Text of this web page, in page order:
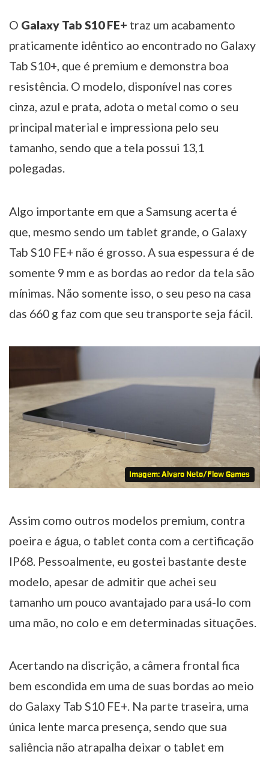
O Galaxy Tab S10 FE+ traz um acabamento
praticamente idêntico ao encontrado no Galaxy
Tab S10+, que é premium e demonstra boa
resistência. O modelo, disponível nas cores
cinza, azul e prata, adota o metal como o seu
principal material e impressiona pelo seu
tamanho, sendo que a tela possui 13,1
polegadas.
Algo importante em que a Samsung acerta é
que, mesmo sendo um tablet grande, o Galaxy
Tab S10 FE+ não é grosso. A sua espessura é de
somente 9 mm e as bordas ao redor da tela são
mínimas. Não somente isso, o seu peso na casa
das 660 g faz com que seu transporte seja fácil.
Imagem: Alvaro Neto/Flow Games
Assim como outros modelos premium, contra
poeira e água, o tablet conta com a certificação
IP68. Pessoalmente, eu gostei bastante deste
modelo, apesar de admitir que achei seu
tamanho um pouco avantajado para usá-lo com
uma mão, no colo e em determinadas situações.
Acertando na discrição, a câmera frontal fica
bem escondida em uma de suas bordas ao meio
do Galaxy Tab S10 FE+. Na parte traseira, uma
única lente marca presença, sendo que sua
saliência não atrapalha deixar o tablet em